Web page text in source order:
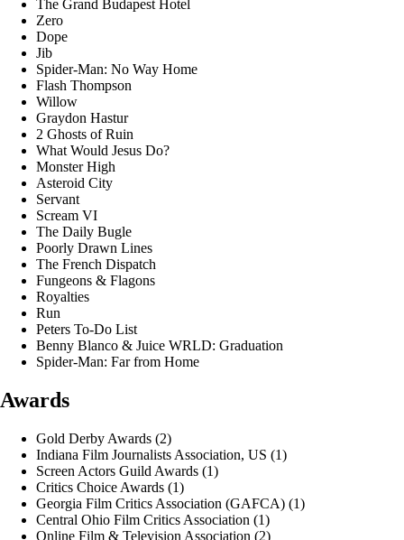
The Grand Budapest Hotel
Zero
Dope
Jib
Spider-Man: No Way Home
Flash Thompson
Willow
Graydon Hastur
2 Ghosts of Ruin
What Would Jesus Do?
Monster High
Asteroid City
Servant
Scream VI
The Daily Bugle
Poorly Drawn Lines
The French Dispatch
Fungeons & Flagons
Royalties
Run
Peters To-Do List
Benny Blanco & Juice WRLD: Graduation
Spider-Man: Far from Home
Awards
Gold Derby Awards (2)
Indiana Film Journalists Association, US (1)
Screen Actors Guild Awards (1)
Critics Choice Awards (1)
Georgia Film Critics Association (GAFCA) (1)
Central Ohio Film Critics Association (1)
Online Film & Television Association (2)